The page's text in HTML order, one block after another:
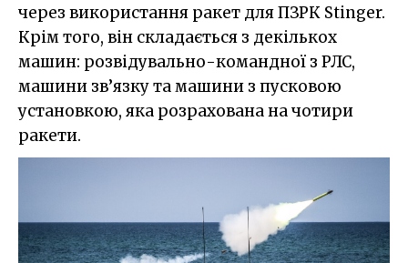
через використання ракет для ПЗРК Stinger.
Крім того, він складається з декількох
машин: розвідувально-командної з РЛС,
машини зв’язку та машини з пусковою
установкою, яка розрахована на чотири
ракети.